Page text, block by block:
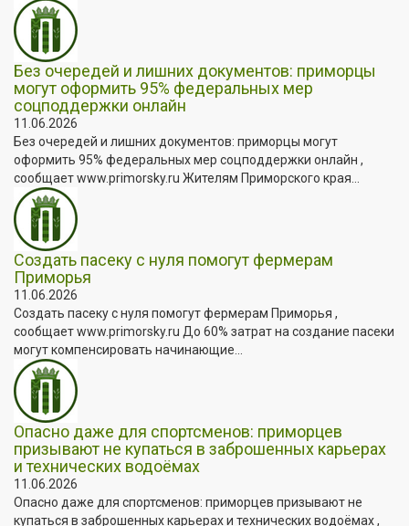
Без очередей и лишних документов: приморцы
могут оформить 95% федеральных мер
соцподдержки онлайн
11.06.2026
Без очередей и лишних документов: приморцы могут
оформить 95% федеральных мер соцподдержки онлайн ,
сообщает www.primorsky.ru Жителям Приморского края...
Создать пасеку с нуля помогут фермерам
Приморья
11.06.2026
Создать пасеку с нуля помогут фермерам Приморья ,
сообщает www.primorsky.ru До 60% затрат на создание пасеки
могут компенсировать начинающие...
Опасно даже для спортсменов: приморцев
призывают не купаться в заброшенных карьерах
и технических водоёмах
11.06.2026
Опасно даже для спортсменов: приморцев призывают не
купаться в заброшенных карьерах и технических водоёмах ,